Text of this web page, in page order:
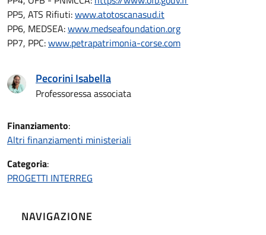
PP5, ATS Rifiuti:www.atotoscanasud.it
PP6, MEDSEA:www.medseafoundation.org
PP7, PPC:www.petrapatrimonia-corse.com
Pecorini Isabella
Professoressa associata
Finanziamento:
Altri finanziamenti ministeriali
Categoria:
PROGETTI INTERREG
NAVIGAZIONE